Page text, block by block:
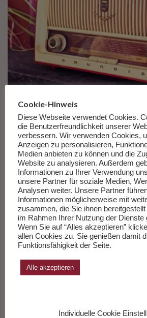
Der Literatur-Podcast
Benjamin Myers „Offene
vonFeuilletonscout Barbara Hoppe,
24. Januar 2021
Eine Ode an die englische Landschaft
Cookie-Hinweis
Diese Webseite verwendet Cookies.
die Benutzerfreundlichkeit unserer
verbessern. Wir verwenden Cookies,
Anzeigen zu personalisieren,
Medien anbieten zu können und die
Website zu analysieren. Außerdem
Informationen zu Ihrer Verwendung
unsere Partner für soziale Medien,
Analysen weiter. Unsere Partner
Informationen möglicherweise mit
zusammen, die Sie ihnen
im Rahmen Ihrer Nutzung der Dienste
Wenn Sie auf “Alles akzeptieren”
allen Cookies zu. Sie genießen damit
Funktionsfähigkeit der Seite.
Alle akzeptieren
Individuelle Cookie